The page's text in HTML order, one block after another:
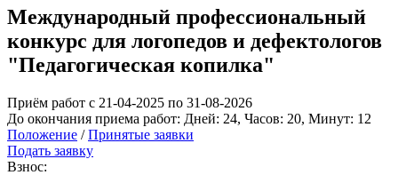
Международный профессиональный
конкурс для логопедов и дефектологов
"Педагогическая копилка"
Приём работ с 21-04-2025 по 31-08-2026
До окончания приема работ: Дней: 24, Часов: 20, Минут: 12
Положение / Принятые заявки
Подать заявку
Взнос: